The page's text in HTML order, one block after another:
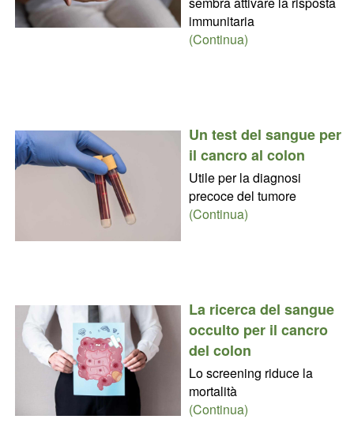
immunitaria
(Continua)
Un test del sangue per
il cancro al colon
Utile per la diagnosi
precoce del tumore
(Continua)
La ricerca del sangue
occulto per il cancro
del colon
Lo screening riduce la
mortalità
(Continua)